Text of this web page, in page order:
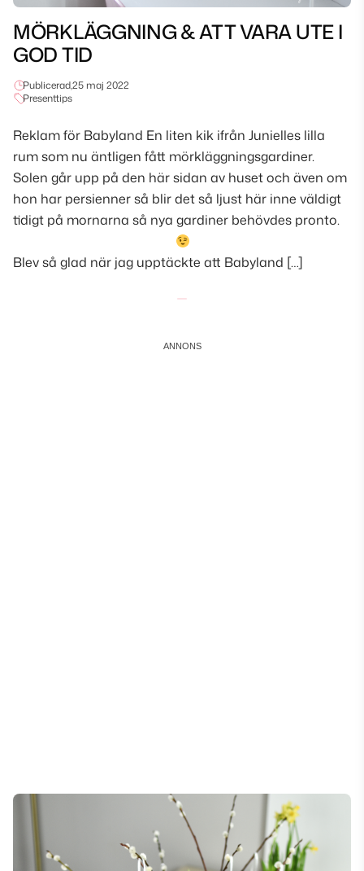
MÖRKLÄGGNING & ATT VARA UTE I
GOD TID
Publicerad,25 maj 2022
Presenttips
Reklam för Babyland En liten kik ifrån Junielles lilla
rum som nu äntligen fått mörkläggningsgardiner.
Solen går upp på den här sidan av huset och även om
hon har persienner så blir det så ljust här inne väldigt
tidigt på mornarna så nya gardiner behövdes pronto.
Blev så glad när jag upptäckte att Babyland […]